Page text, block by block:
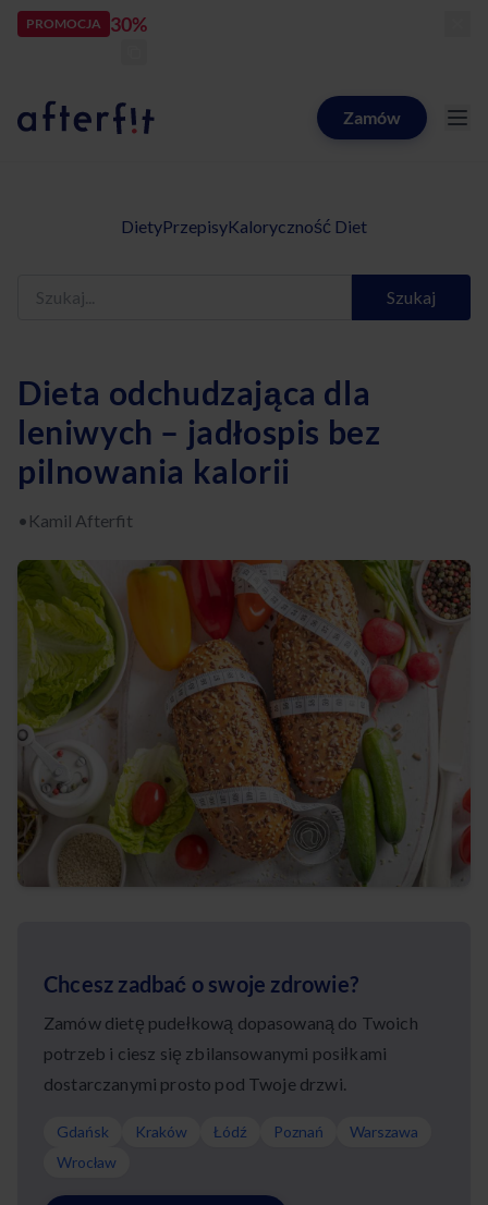
PROMOCJA 30%
Catering dietetyczny AfterfitZamów
DietyPrzepisyKaloryczność Diet
Szukaj
Dieta odchudzająca dla
leniwych – jadłospis bez
pilnowania kalorii
• Kamil Afterfit
Chcesz zadbać o swoje zdrowie?
Zamów dietę pudełkową dopasowaną do Twoich
potrzeb i ciesz się zbilansowanymi posiłkami
dostarczanymi prosto pod Twoje drzwi.
Gdańsk Kraków Łódź Poznań
Warszawa
Wrocław